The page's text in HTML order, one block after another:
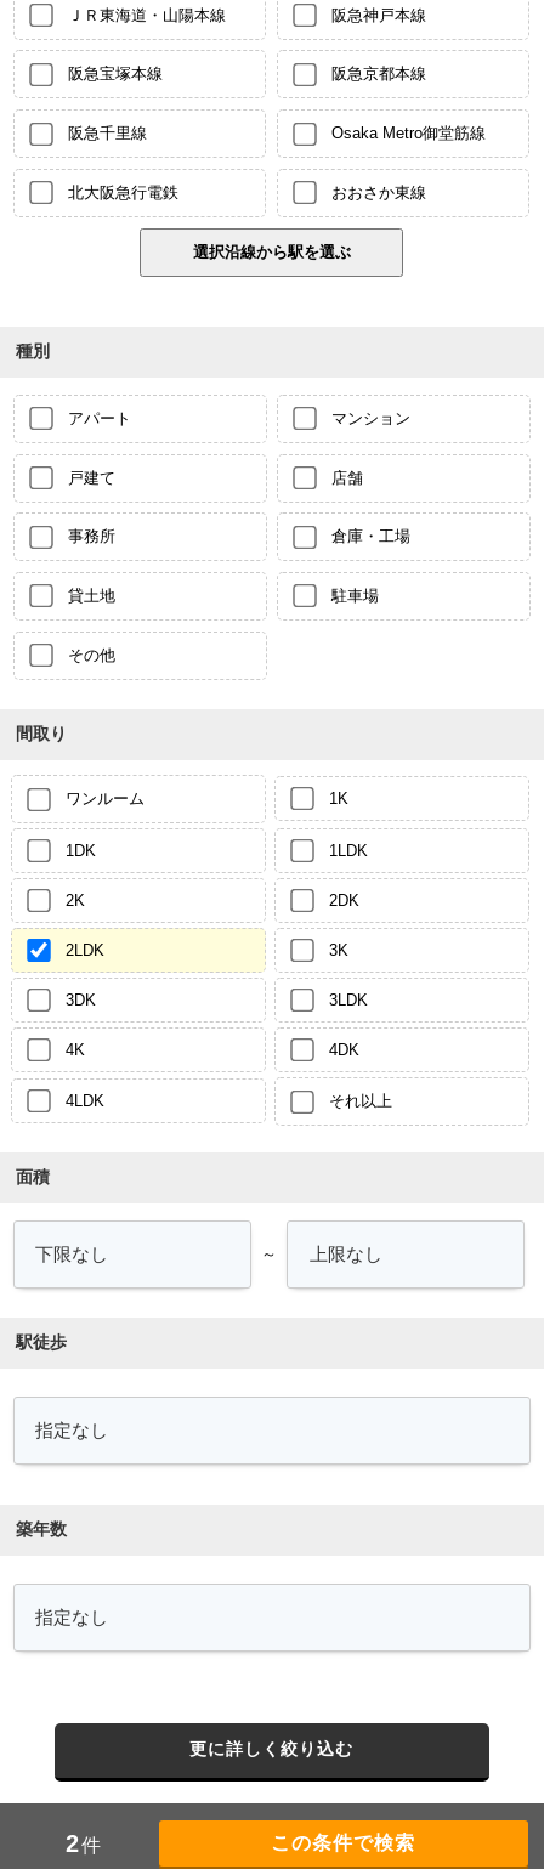
ＪＲ東海道・山陽本線 阪急神戸本線
阪急宝塚本線 阪急京都本線
阪急千里線 Osaka Metro御堂筋線
北大阪急行電鉄 おおさか東線
種別
アパート マンション
戸建て 店舗
事務所 倉庫・工場
貸土地 駐車場
その他
間取り
ワンルーム 1K
1DK 1LDK
2K 2DK
2LDK 3K
3DK 3LDK
4K 4DK
4LDK それ以上
面積
～
駅徒歩
築年数
更に詳しく絞り込む
2件